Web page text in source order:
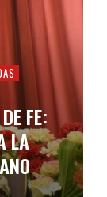
FE:
LA